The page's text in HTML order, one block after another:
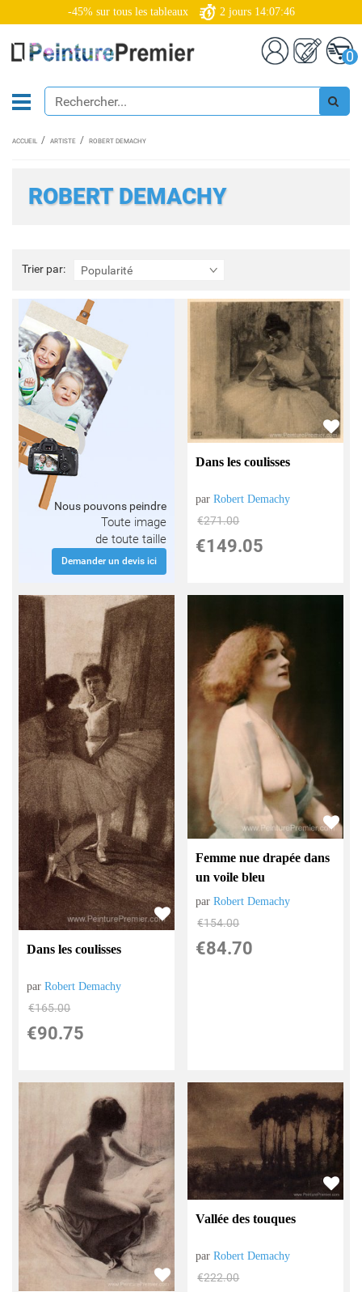
-45% sur tous les tableaux 2 jours 14:07:45
0
ACCUEIL ARTISTE ROBERT DEMACHY
ROBERT DEMACHY
Trier par: Popularité
Trier
par:
Nous pouvons peindre
Toute image
de toute taille
Demander un devis ici
Dans les coulisses
parRobert Demachy
€271.00
€149.05
Dans les coulisses
parRobert Demachy
€165.00
€90.75
Femme nue drapée dans
un voile bleu
parRobert Demachy
€154.00
€84.70
Vallée des touques
parRobert Demachy
€222.00